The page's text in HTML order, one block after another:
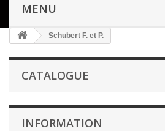
MENU
Schubert F. et P.
CATALOGUE
INFORMATION